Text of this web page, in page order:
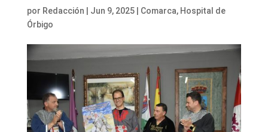
por Redacción Jun 9, 2025| Comarca, Hospital de
Órbigo